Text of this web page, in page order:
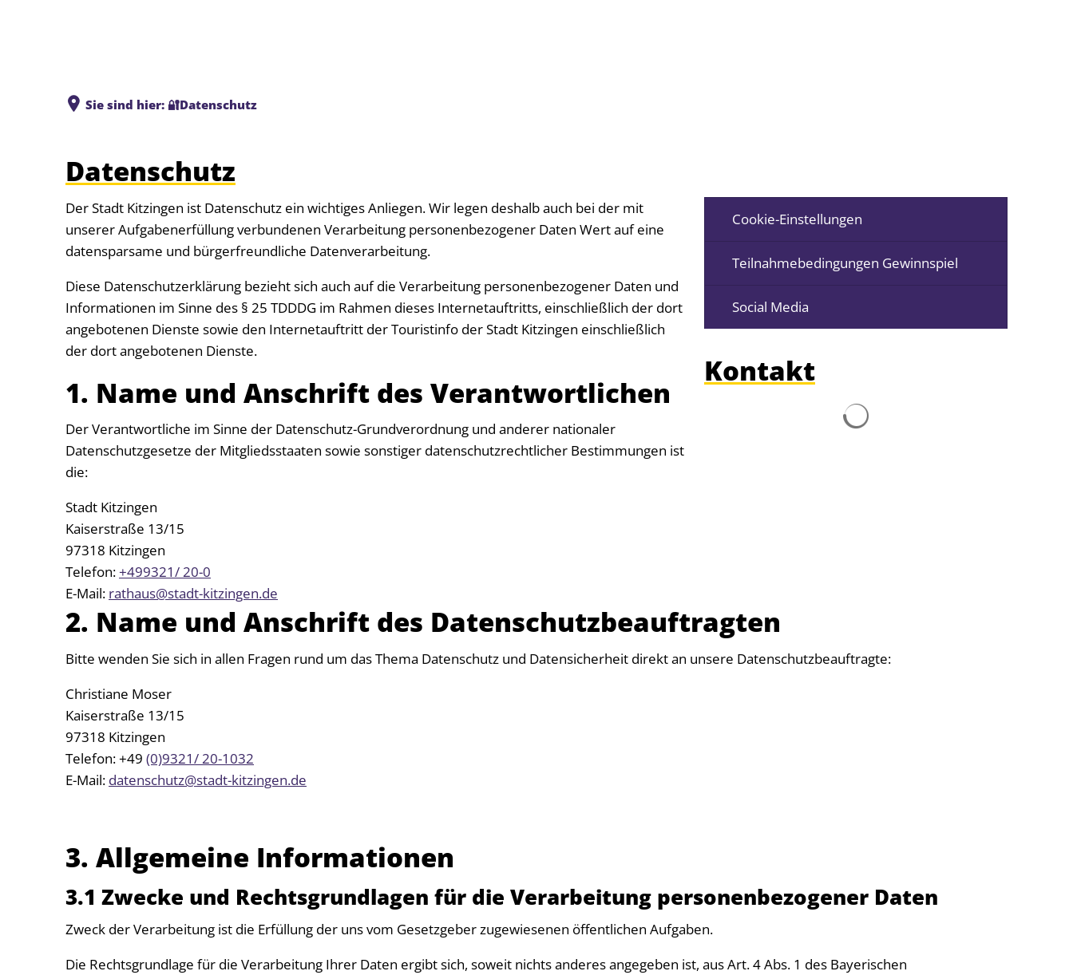
Sie sind hier: 🔐Datenschutz
Datenschutz
Der Stadt Kitzingen ist Datenschutz ein wichtiges Anliegen. Wir legen deshalb auch bei der mit
unserer Aufgabenerfüllung verbundenen Verarbeitung personenbezogener Daten Wert auf eine
datensparsame und bürgerfreundliche Datenverarbeitung.
Diese Datenschutzerklärung bezieht sich auch auf die Verarbeitung personenbezogener Daten und
Informationen im Sinne des § 25 TDDDG im Rahmen dieses Internetauftritts, einschließlich der dort
angebotenen Dienste sowie den Internetauftritt der Touristinfo der Stadt Kitzingen einschließlich
der dort angebotenen Dienste.
1. Name und Anschrift des Verantwortlichen
Der Verantwortliche im Sinne der Datenschutz-Grundverordnung und anderer nationaler
Datenschutzgesetze der Mitgliedsstaaten sowie sonstiger datenschutzrechtlicher Bestimmungen ist
die:
Stadt Kitzingen
Kaiserstraße 13/15
97318 Kitzingen
Telefon:+499321/ 20-0
E-Mail: rathaus@stadt-kitzingen.de
Cookie-Einstellungen
Teilnahmebedingungen Gewinnspiel
Social Media
Kontakt
2. Name und Anschrift des Datenschutzbeauftragten
Bitte wenden Sie sich in allen Fragen rund um das Thema Datenschutz und Datensicherheit direkt an unsere Datenschutzbeauftragte:
Christiane Moser
Kaiserstraße 13/15
97318 Kitzingen
Telefon: +49 (0)9321/ 20-1032
E-Mail: datenschutz@stadt-kitzingen.de
3. Allgemeine Informationen
3.1 Zwecke und Rechtsgrundlagen für die Verarbeitung personenbezogener Daten
Zweck der Verarbeitung ist die Erfüllung der uns vom Gesetzgeber zugewiesenen öffentlichen Aufgaben.
Die Rechtsgrundlage für die Verarbeitung Ihrer Daten ergibt sich, soweit nichts anderes angegeben ist, aus Art. 4 Abs. 1 des Bayerischen